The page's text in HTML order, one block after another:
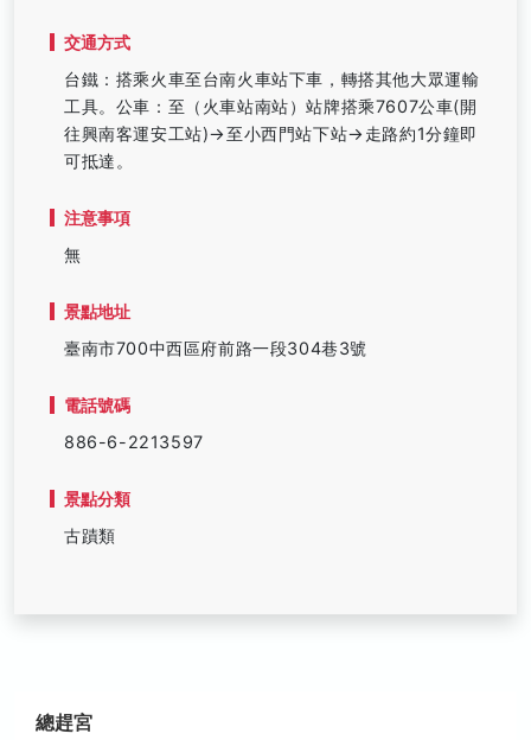
交通方式
台鐵：搭乘火車至台南火車站下車，轉搭其他大眾運輸
工具。公車：至（火車站南站）站牌搭乘7607公車(開
往興南客運安工站)→至小西門站下站→走路約1分鐘即
可抵達。
注意事項
無
景點地址
臺南市700中西區府前路一段304巷3號
電話號碼
886-6-2213597
景點分類
古蹟類
總趕宮